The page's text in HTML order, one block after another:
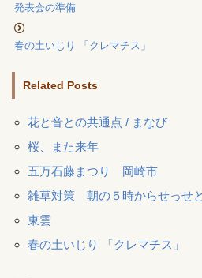
発表会の準備
春の土いじり 「クレマチス」
Related Posts
花と音との共通点 / まなび
桜、また来年
五万石藤まつり 岡崎市
雑草対策 朝の５時からせっせ
東雲
春の土いじり 「クレマチス」